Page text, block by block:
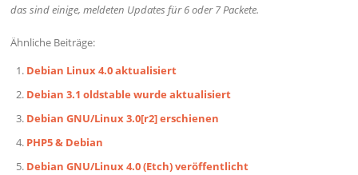
das sind einige, meldeten Updates für 6 oder 7 Packete.
Ähnliche Beiträge:
Debian Linux 4.0 aktualisiert
Debian 3.1 oldstable wurde aktualisiert
Debian GNU/Linux 3.0[r2] erschienen
PHP5 & Debian
Debian GNU/Linux 4.0 (Etch) veröffentlicht